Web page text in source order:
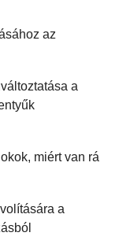
az
a
miért van rá
a